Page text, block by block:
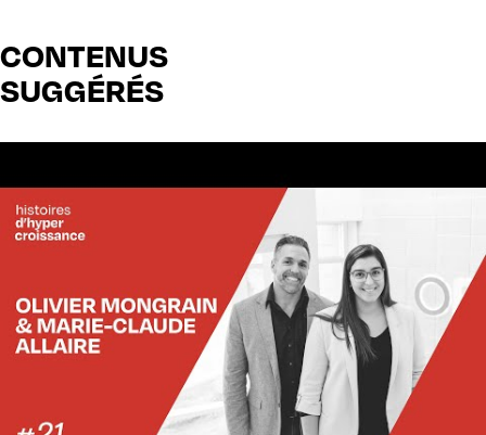
CONTENUS
SUGGÉRÉS